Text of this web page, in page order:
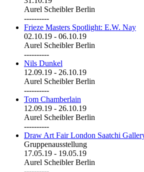
Aurel Scheibler Berlin
----------
Frieze Masters Spotlight: E.W. Nay
02.10.19 - 06.10.19
Aurel Scheibler Berlin
----------
Nils Dunkel
12.09.19 - 26.10.19
Aurel Scheibler Berlin
----------
Tom Chamberlain
12.09.19 - 26.10.19
Aurel Scheibler Berlin
----------
Draw Art Fair London Saatchi
Gruppenausstellung
17.05.19 - 19.05.19
Aurel Scheibler Berlin